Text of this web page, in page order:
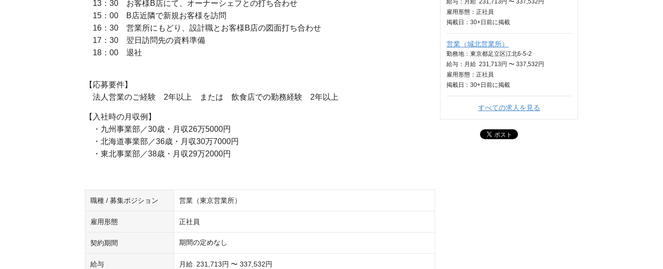
13：30 お客様B店にて、オーナーシェフとの打ち合わせ
15：00 B店近隣で新規お客様を訪問
16：30 営業所にもどり、設計職とお客様B店の図面打ち合わせ
17：30 翌日訪問先の資料準備
18：00 退社
【応募要件】
法人営業のご経験 2年以上 または 飲食店での勤務経験 2年以上
【入社時の月収例】
・九州事業部／30歳・月収26万5000円
・北海道事業部／36歳・月収30万7000円
・東北事業部／38歳・月収29万2000円
職種 / 募集ポジション 営業（東京営業所）
雇用形態 正社員
契約期間 期間の定めなし
給与 月給 231,713円 〜 337,532円
給与： 月給 231,713円 〜 337,532円
雇用形態：正社員
掲載日： 30+日 前に掲載
営業（城北営業所）
勤務地：東京都足立区江北6-5-2
給与： 月給 231,713円 〜 337,532円
雇用形態：正社員
掲載日： 30+日 前に掲載
すべての求人を見る